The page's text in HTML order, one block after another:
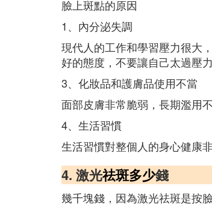
臉上斑點的原因
1、內分泌失調
現代人的工作和學習壓力很大
好的態度，不要讓自己太過壓力
3、化妝品和護膚品使用不當
面部皮膚非常脆弱，長期濫用
4、生活習慣
生活習慣對整個人的身心健康
4. 激光祛斑多少錢
幾千塊錢，因為激光祛斑是按